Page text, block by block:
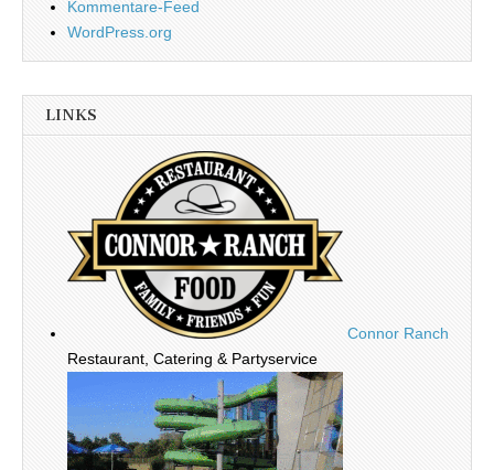
Kommentare-Feed
WordPress.org
LINKS
Connor Ranch
Restaurant, Catering & Partyservice